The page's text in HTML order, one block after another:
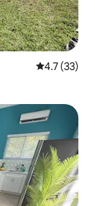
평점 4.7점
4.7 (33)